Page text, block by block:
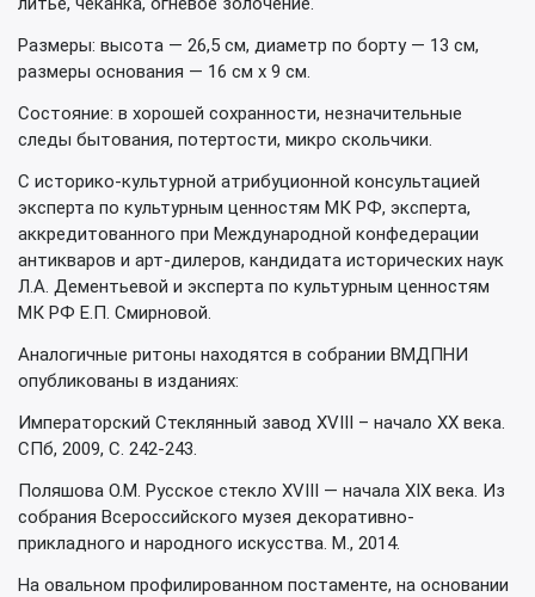
Размеры: высота — 26,5 см, диаметр по борту — 13 см,
размеры основания — 16 см х 9 см.
Состояние: в хорошей сохранности, незначительные
следы бытования, потертости, микро скольчики.
С историко-культурной атрибуционной консультацией
эксперта по культурным ценностям МК РФ, эксперта,
аккредитованного при Международной конфедерации
антикваров и арт-дилеров, кандидата исторических наук
Л.А. Дементьевой и эксперта по культурным ценностям
МК РФ Е.П. Смирновой.
Аналогичные ритоны находятся в собрании ВМДПНИ
опубликованы в изданиях:
Императорский Стеклянный завод XVIII – начало ХХ века.
СПб, 2009, С. 242-243.
Поляшова О.М. Русское стекло XVIII — начала XIX века. Из
собрания Всероссийского музея декоративно-
прикладного и народного искусства. М., 2014.
На овальном профилированном постаменте, на основании